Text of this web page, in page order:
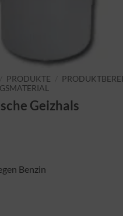
PRODUKTE
Geizhals
Benzin